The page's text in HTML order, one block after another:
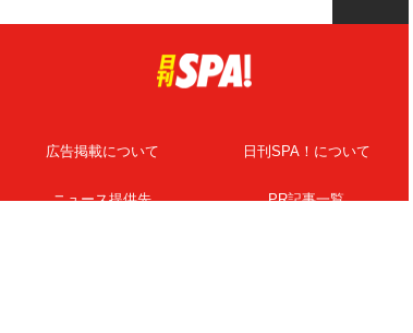
広告掲載について 日刊SPA！について
ニュース提供先 PR記事一覧